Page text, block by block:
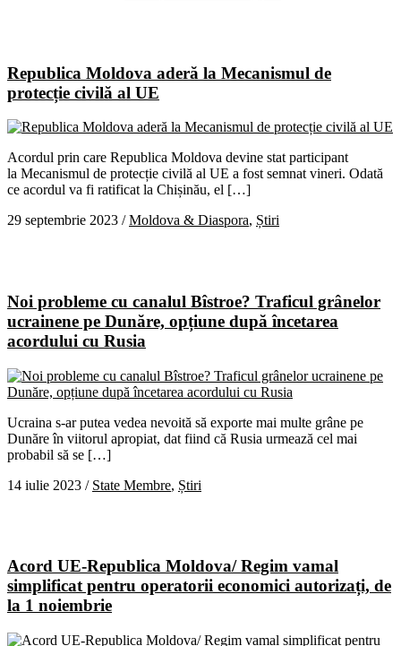
Republica Moldova aderă la Mecanismul de
protecție civilă al UE
Acordul prin care Republica Moldova devine stat participant
la Mecanismul de protecție civilă al UE a fost semnat vineri. Odată
ce acordul va fi ratificat la Chișinău, el […]
29 septembrie 2023 /Moldova & Diaspora, Știri
Noi probleme cu canalul Bîstroe? Traficul grânelor
ucrainene pe Dunăre, opțiune după încetarea
acordului cu Rusia
Ucraina s-ar putea vedea nevoită să exporte mai multe grâne pe
Dunăre în viitorul apropiat, dat fiind că Rusia urmează cel mai
probabil să se […]
14 iulie 2023 / State Membre, Știri
Acord UE-Republica Moldova/ Regim vamal
simplificat pentru operatorii economici autorizați, de
la 1 noiembrie